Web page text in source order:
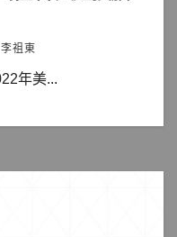
祖東
年美...